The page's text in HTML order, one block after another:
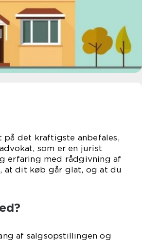
på det kraftigste anbefales,
som er en jurist
erfaring med rådgivning af
at dit køb går glat, og at du
af salgsopstillingen og